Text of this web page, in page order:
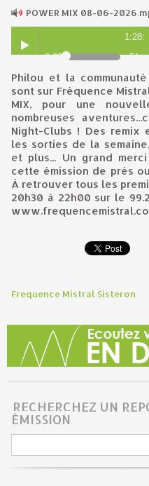
POWER MIX 08-06-
0:00
1:28:
51
Philou et la communauté des DJ's (Men and Women)
sont sur Fréquence
MIX, pour une
nombreuses
Night-Clubs ! Des remix
les sorties de la
et plus... Un grand
cette émission de près
À retrouver tous les
20h30 à 22h00 sur le
Frequence Mistral Sisteron
RECHERCHEZ UN
ÉMISSION